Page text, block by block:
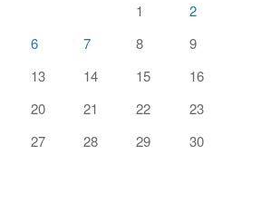
1
2
6 7 8
9
13 14 15
16
20 21 22
23
27 28 29
30